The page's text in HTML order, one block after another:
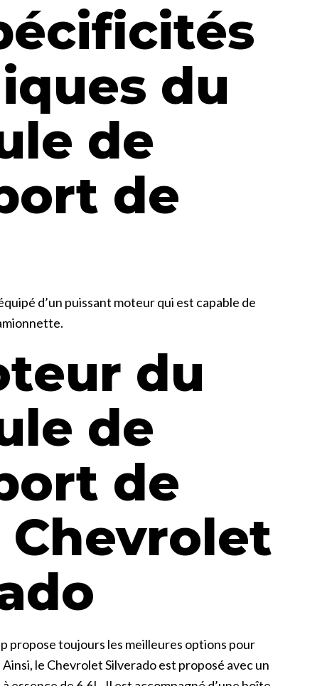
du
de
de
d’un puissant moteur qui est capable de
du
de
de
propose toujours les meilleures options pour
le Chevrolet Silverado est proposé avec un